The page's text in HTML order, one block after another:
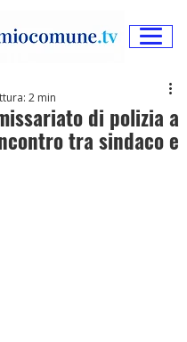
di polizia a
tra sindaco e
2 min